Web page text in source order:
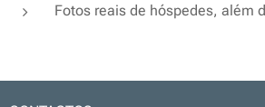
Fotos reais de hóspedes, além